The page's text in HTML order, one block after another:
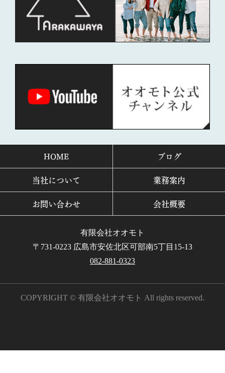
HOME
ブログ
当社について
業務案内
お問い合わせ
会社概要
有限会社オオモト
〒731-0223 広島市安佐北区可部南5丁目15-13
082-881-0323
COPYRIGHT © 有限会社オオモト All rights reserved.